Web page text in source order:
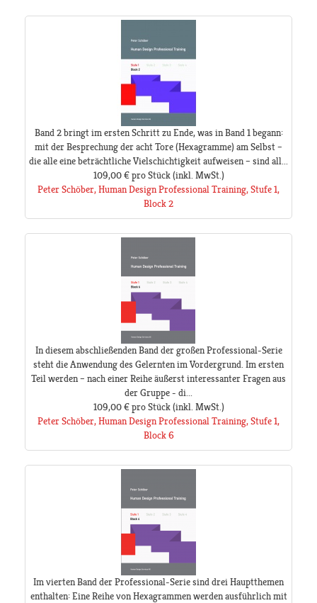
Band 2 bringt im ersten Schritt zu Ende, was in Band 1 begann:
mit der Besprechung der acht Tore (Hexagramme) am Selbst –
die alle eine beträchtliche Vielschichtigkeit aufweisen – sind all...
109,00 € pro Stück(inkl. MwSt.)
Peter Schöber, Human Design Professional Training, Stufe 1,
Block 2
In diesem abschließenden Band der großen Professional-Serie
steht die Anwendung des Gelernten im Vordergrund. Im ersten
Teil werden – nach einer Reihe äußerst interessanter Fragen aus
der Gruppe - di...
109,00 € pro Stück(inkl. MwSt.)
Peter Schöber, Human Design Professional Training, Stufe 1,
Block 6
Im vierten Band der Professional-Serie sind drei Hauptthemen
enthalten: Eine Reihe von Hexagrammen werden ausführlich mit